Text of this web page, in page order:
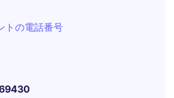
トの電話番号